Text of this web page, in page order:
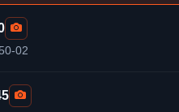
02